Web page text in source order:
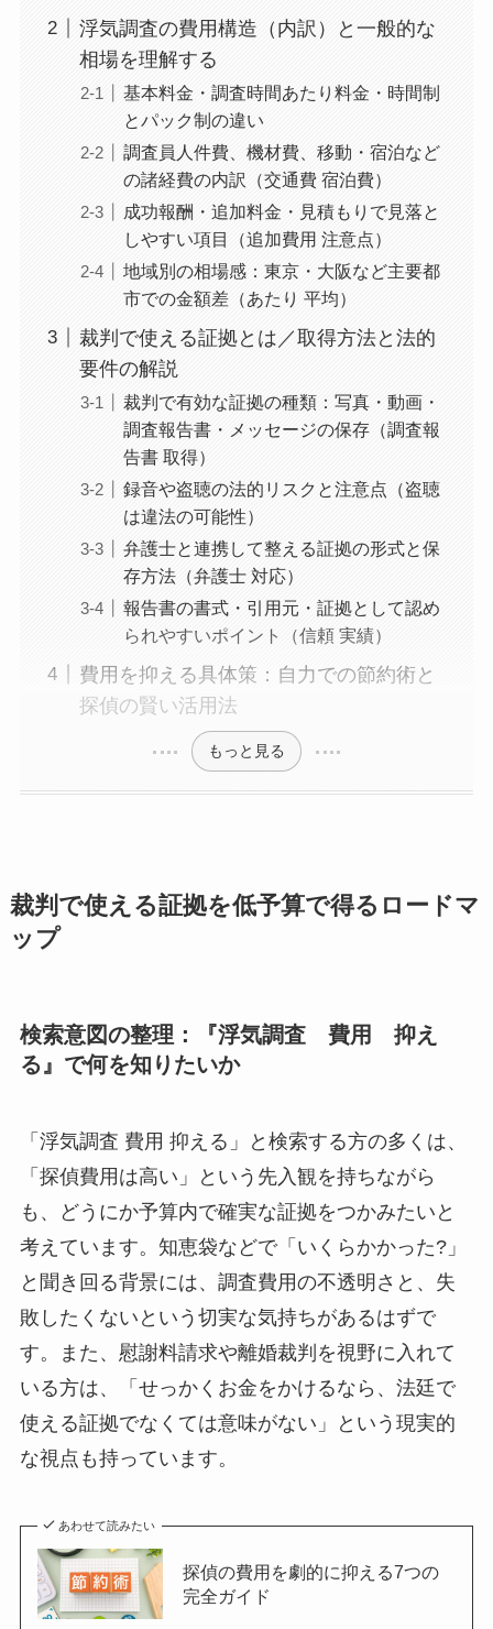
浮気調査の費用構造（内訳）と一般的な
相場を理解する
基本料金・調査時間あたり料金・時間制
とパック制の違い
調査員人件費、機材費、移動・宿泊など
の諸経費の内訳（交通費 宿泊費）
成功報酬・追加料金・見積もりで見落と
しやすい項目（追加費用 注意点）
地域別の相場感：東京・大阪など主要都
市での金額差（あたり 平均）
裁判で使える証拠とは／取得方法と法的
要件の解説
裁判で有効な証拠の種類：写真・動画・
調査報告書・メッセージの保存（調査報
告書 取得）
録音や盗聴の法的リスクと注意点（盗聴
は違法の可能性）
弁護士と連携して整える証拠の形式と保
存方法（弁護士 対応）
報告書の書式・引用元・証拠として認め
られやすいポイント（信頼 実績）
費用を抑える具体策：自力での節約術と
探偵の賢い活用法
もっと見る
裁判で使える証拠を低予算で得るロードマ
ップ
検索意図の整理：『浮気調査 費用 抑え
る』で何を知りたいか
「浮気調査 費用 抑える」と検索する方の多くは、
「探偵費用は高い」という先入観を持ちながら
も、どうにか予算内で確実な証拠をつかみたいと
考えています。知恵袋などで「いくらかかった?」
と聞き回る背景には、調査費用の不透明さと、失
敗したくないという切実な気持ちがあるはずで
す。また、慰謝料請求や離婚裁判を視野に入れて
いる方は、「せっかくお金をかけるなら、法廷で
使える証拠でなくては意味がない」という現実的
な視点も持っています。
あわせて読みたい
探偵の費用を劇的に抑える7つの
完全ガイド